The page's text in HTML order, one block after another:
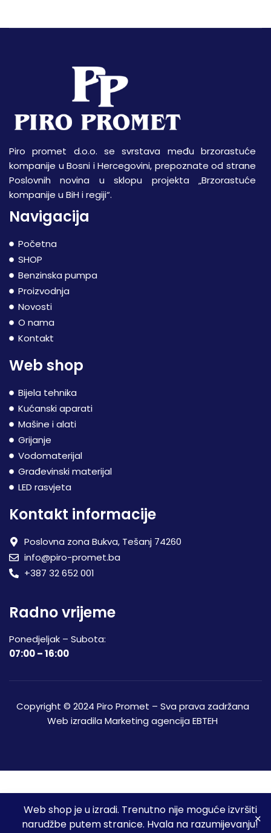
Web shop je u izradi. Trenutno nije moguće izvršiti
narudžbe putem stranice. Hvala na razumijevanju!
Piro promet d.o.o. se svrstava među brzorastuće
kompanije u Bosni i Hercegovini, prepoznate od strane
Poslovnih novina u sklopu projekta „Brzorastuće
kompanije u BiH i regiji“.
Navigacija
Početna
SHOP
Benzinska pumpa
Proizvodnja
Novosti
O nama
Kontakt
Web shop
Bijela tehnika
Kućanski aparati
Mašine i alati
Grijanje
Vodomaterijal
Građevinski materijal
LED rasvjeta
Kontakt informacije
Poslovna zona Bukva, Tešanj 74260
info@piro-promet.ba
+387 32 652 001
Radno vrijeme
Ponedjeljak – Subota:
07:00 – 16:00
Copyright © 2024 Piro Promet – Sva prava zadržana
Web izradila Marketing agencija EBTEH